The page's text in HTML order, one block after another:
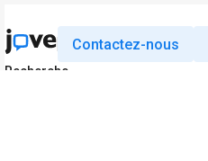
Contactez-nous
Recherche